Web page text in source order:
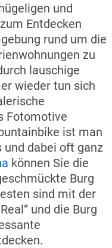
und
Entdecken
rund um die
zu
lauschige
wieder tun sich
Fotomotive
ist man
dabei oft ganz
können Sie die
Burg
sind mit der
und die Burg